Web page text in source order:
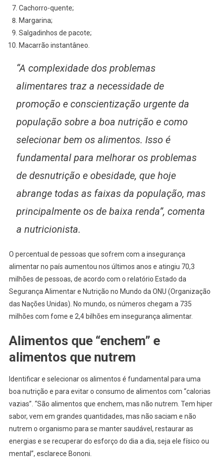
Cachorro-quente;
Margarina;
Salgadinhos de pacote;
Macarrão instantâneo.
“A complexidade dos problemas
alimentares traz a necessidade de
promoção e conscientização urgente da
população sobre a boa nutrição e como
selecionar bem os alimentos. Isso é
fundamental para melhorar os problemas
de desnutrição e obesidade, que hoje
abrange todas as faixas da população, mas
principalmente os de baixa renda”, comenta
a nutricionista.
O percentual de pessoas que sofrem com a insegurança
alimentar no país aumentou nos últimos anos e atingiu 70,3
milhões de pessoas, de acordo com o relatório Estado da
Segurança Alimentar e Nutrição no Mundo da ONU (Organização
das Nações Unidas). No mundo, os números chegam a 735
milhões com fome e 2,4 bilhões em insegurança alimentar.
Alimentos que “enchem” e
alimentos que nutrem
Identificar e selecionar os alimentos é fundamental para uma
boa nutrição e para evitar o consumo de alimentos com “calorias
vazias”. “São alimentos que enchem, mas não nutrem. Tem hiper
sabor, vem em grandes quantidades, mas não saciam e não
nutrem o organismo para se manter saudável, restaurar as
energias e se recuperar do esforço do dia a dia, seja ele físico ou
mental”, esclarece Bononi.